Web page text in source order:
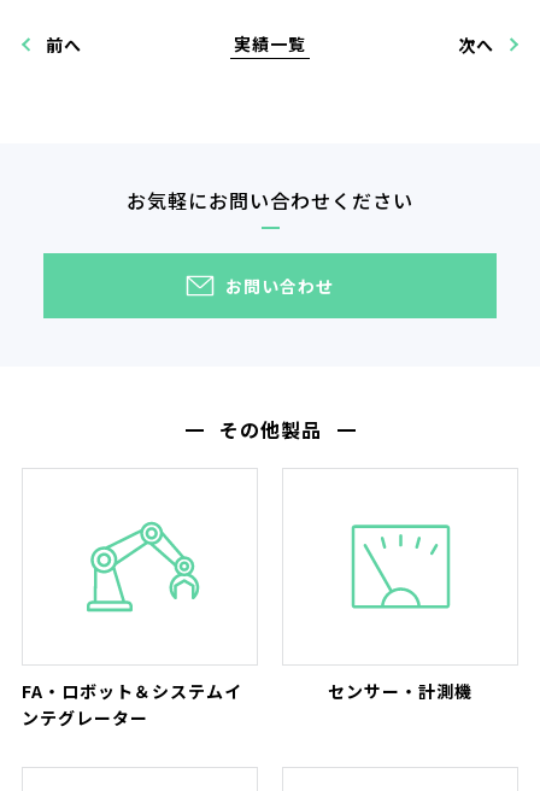
実績一覧
お気軽にお問い合わせください
お問い合わせ
その他製品
FA・ロボット＆システムイ
ンテグレーター
センサー・計測機